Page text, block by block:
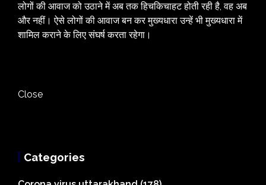
लोगों की आवाज को उठाने में अब तक हिचकिचाहट होती रही है, वह अब
और नहीं। ऐसे लोगों की आवाज बन कर मुख्यधारा उन्हें भी मुख्यधारा में
शामिल कराने के लिए संघर्ष करता रहेगा।
Close
Categories